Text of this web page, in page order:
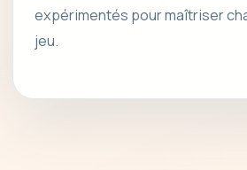
expérimentés pour maîtriser
jeu.